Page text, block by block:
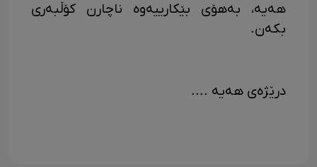
هەیە، بەهۆی بێکارییەوە ناچارن کۆڵبەری
بکەن.
درێژەی هەیە ....